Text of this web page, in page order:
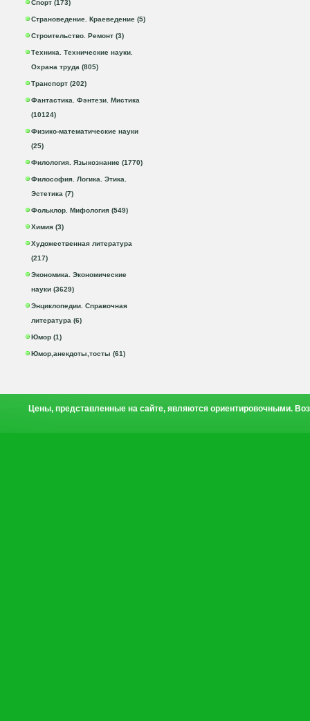
Спорт (173)
Страноведение. Краеведение (5)
Строительство. Ремонт (3)
Техника. Технические науки.
Охрана труда (805)
Транспорт (202)
Фантастика. Фэнтези. Мистика
(10124)
Физико-математические науки
(25)
Филология. Языкознание (1770)
Философия. Логика. Этика.
Эстетика (7)
Фольклор. Мифология (549)
Химия (3)
Художественная литература
(217)
Экономика. Экономические
науки (3629)
Энциклопедии. Справочная
литература (6)
Юмор (1)
Юмор,анекдоты,тосты (61)
Цены, представленные на сайте, являются ориентировочными.